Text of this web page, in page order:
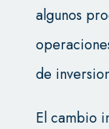
algunos
de
El cambio